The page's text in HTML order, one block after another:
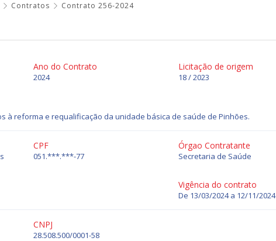
Contratos Contrato 256-2024
Ano do Contrato
2024
Licitação de origem
18 / 2023
à reforma e requalificação da unidade básica de saúde de Pinhões.
CPF
051.***.***-77
Órgao Contratante
Secretaria de Saúde
Vigência do contrato
De 13/03/2024 a 12/11/2024
CNPJ
28.508.500/0001-58